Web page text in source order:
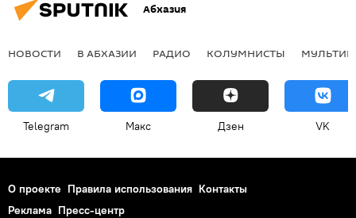
Абхазия
НОВОСТИ В АБХАЗИИ РАДИО КОЛУМНИСТЫ
Telegram Макс Дзен VK
О проекте Правила использования Контакты
Реклама Пресс-центр